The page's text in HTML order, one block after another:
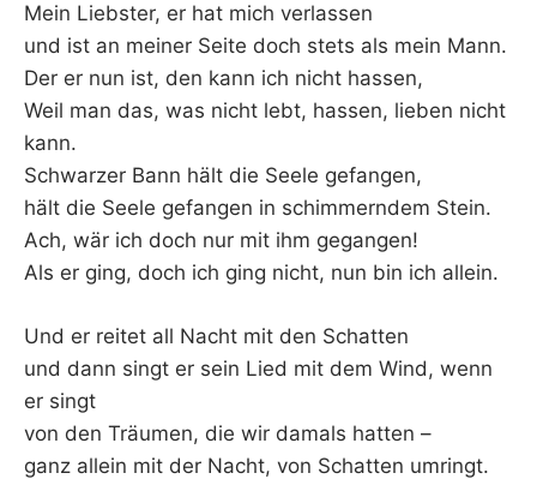
Mein Liebster, er hat mich verlassen
und ist an meiner Seite doch stets als mein Mann.
Der er nun ist, den kann ich nicht hassen,
Weil man das, was nicht lebt, hassen, lieben nicht
kann.
Schwarzer Bann hält die Seele gefangen,
hält die Seele gefangen in schimmerndem Stein.
Ach, wär ich doch nur mit ihm gegangen!
Als er ging, doch ich ging nicht, nun bin ich allein.
Und er reitet all Nacht mit den Schatten
und dann singt er sein Lied mit dem Wind, wenn
er singt
von den Träumen, die wir damals hatten –
ganz allein mit der Nacht, von Schatten umringt.